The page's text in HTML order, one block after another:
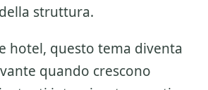
struttura.
hotel, questo tema diventa
quando crescono